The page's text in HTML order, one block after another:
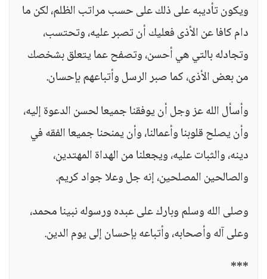
ويكون تأديبه على ذلك على حسب مراتب الظلم، لكن ما
دام كافا عن الأذى فعليك أن تصبر عليه، وتحتسب،
وتجادله بالتي هي أحسن، وتصفح عما يتعلق بشخصك
من بعض الأذى، كما صبر الرسل وأتباعهم بإحسان.
وأسأل الله عز وجل أن يوفقنا جميعا لحسن الدعوة إليه،
وأن يصلح قلوبنا وأعمالنا، وأن يمنحنا جميعا الفقه في
دينه، والثبات عليه، ويجعلنا من الهداة المهتدين،
والصالحين المصلحين، إنه جل وعلا جواد كريم.
وصلى الله وسلم وبارك على عبده ورسوله نبينا محمد،
وعلى آله وأصحابه، وأتباعه بإحسان إلى يوم الدين.
***